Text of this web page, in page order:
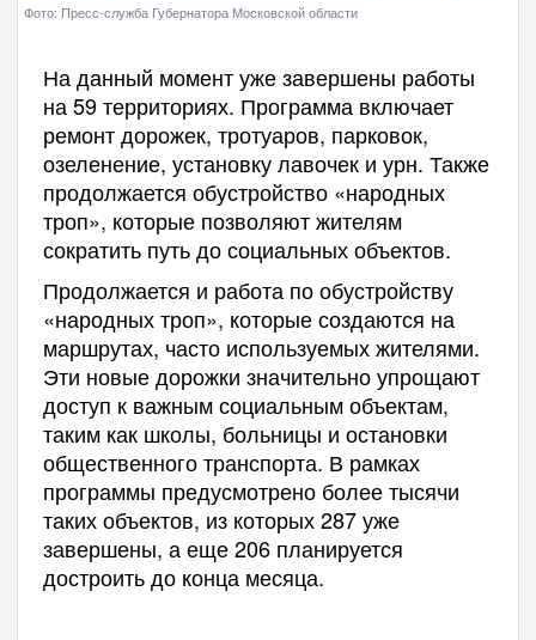
Фото: Пресс-служба Губернатора Московской области
На данный момент уже завершены работы
на 59 территориях. Программа включает
ремонт дорожек, тротуаров, парковок,
озеленение, установку лавочек и урн. Также
продолжается обустройство «народных
троп», которые позволяют жителям
сократить путь до социальных объектов.
Продолжается и работа по обустройству
«народных троп», которые создаются на
маршрутах, часто используемых жителями.
Эти новые дорожки значительно упрощают
доступ к важным социальным объектам,
таким как школы, больницы и остановки
общественного транспорта. В рамках
программы предусмотрено более тысячи
таких объектов, из которых 287 уже
завершены, а еще 206 планируется
достроить до конца месяца.